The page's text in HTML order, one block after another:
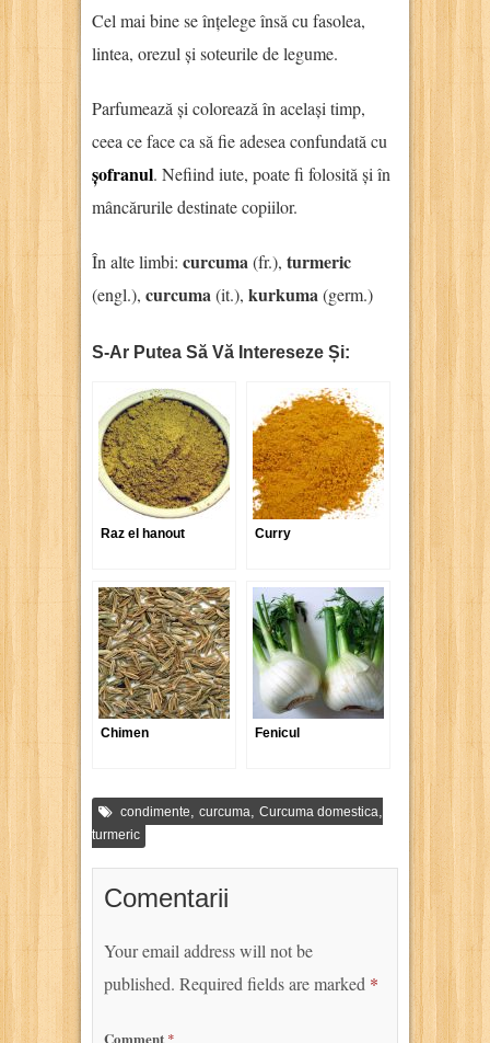
Cel mai bine se înțelege însă cu fasolea,
lintea, orezul și soteurile de legume.
Parfumează și colorează în același timp,
ceea ce face ca să fie adesea confundată cu
șofranul. Nefiind iute, poate fi folosită și în
mâncărurile destinate copiilor.
În alte limbi: curcuma(fr.), turmeric
(engl.), curcuma(it.), kurkuma(germ.)
S-Ar Putea Să Vă Intereseze Și:
Raz el hanout Curry
Chimen Fenicul
condimente, curcuma, Curcuma domestica,
turmeric
Comentarii
Your email address will not be
published. Required fields are marked *
Comment *